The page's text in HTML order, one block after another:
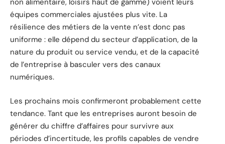
non alimentaire, loisirs haut de gamme) voient leurs
équipes commerciales ajustées plus vite. La
résilience des métiers de la vente n’est donc pas
uniforme : elle dépend du secteur d’application, de la
nature du produit ou service vendu, et de la capacité
de l’entreprise à basculer vers des canaux
numériques.
Les prochains mois confirmeront probablement cette
tendance. Tant que les entreprises auront besoin de
générer du chiffre d’affaires pour survivre aux
périodes d’incertitude, les profils capables de vendre